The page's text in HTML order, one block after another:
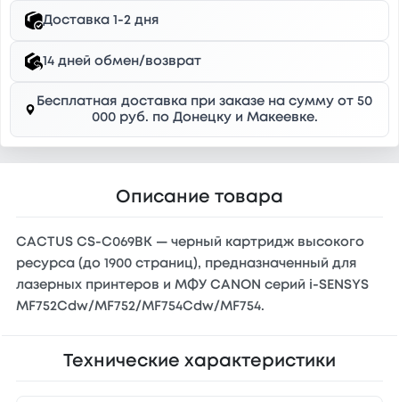
Доставка 1-2 дня
14 дней обмен/возврат
Бесплатная доставка при заказе на сумму от 50
000 руб. по Донецку и Макеевке.
Описание товара
CACTUS CS-C069BK — черный картридж высокого
ресурса (до 1900 страниц), предназначенный для
лазерных принтеров и МФУ CANON серий i-SENSYS
MF752Cdw/MF752/MF754Cdw/MF754.
Технические характеристики